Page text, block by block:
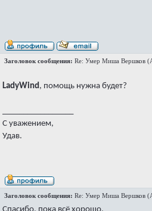
Заголовок сообщения: Re: Умер Миша Вершков
LadyWind, помощь нужна будет?
С уважением,
Удав.
Заголовок сообщения: Re: Умер Миша Вершков